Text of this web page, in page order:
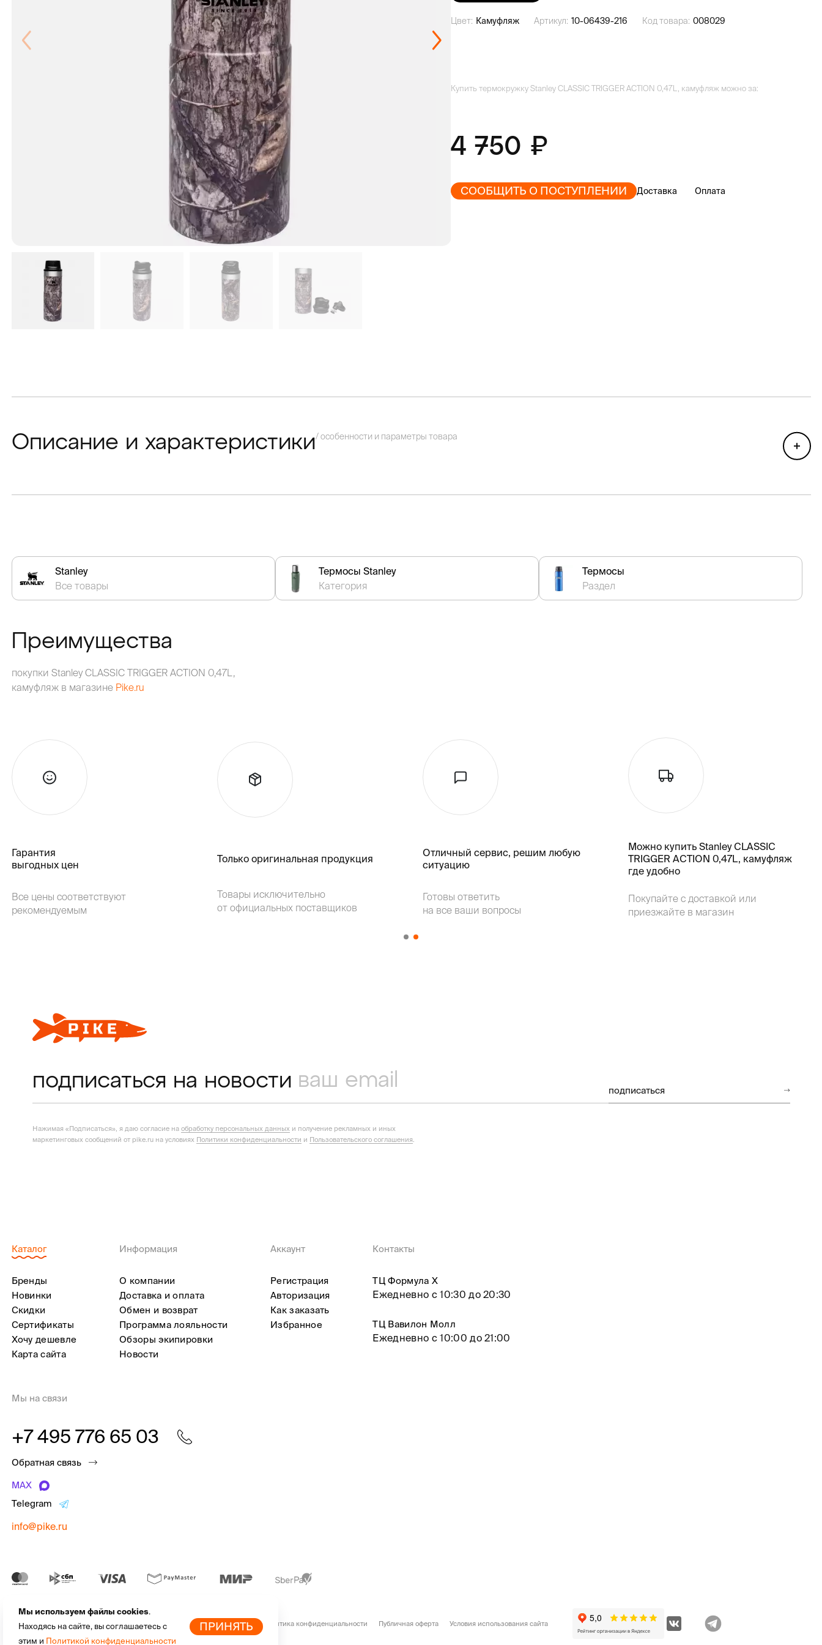
Цвет: Камуфляж Артикул: 10-06439-216 Код товара: 008029
Купить термокружку Stanley CLASSIC TRIGGER ACTION 0,47L, камуфляж можно за:
4 750
СООБЩИТЬ О ПОСТУПЛЕНИИ Доставка Оплата
Описание и характеристики/ особенности и параметры товара
Stanley
Все товары
Термосы Stanley
Категория
Термосы
Раздел
Преимущества
покупки Stanley CLASSIC TRIGGER ACTION 0,47L,
камуфляж в магазине Pike.ru
Гарантия
выгодных цен
Все цены соответствуют
рекомендуемым
Только оригинальная продукция
Товары исключительно
от официальных поставщиков
Отличный сервис, решим любую
ситуацию
Готовы ответить
на все ваши вопросы
Можно купить Stanley CLASSIC
TRIGGER ACTION 0,47L, камуфляж
где удобно
Покупайте с доставкой или
приезжайте в магазин
подписаться на новости подписаться
Нажимая «Подписаться», я даю согласие на обработку персональных данных и получение рекламных и иных
маркетинговых сообщений от pike.ru на условиях Политики конфиденциальности и Пользовательского соглашения
Каталог
Бренды
Новинки
Скидки
Сертификаты
Хочу дешевле
Карта сайта
Информация
О компании
Доставка и оплата
Обмен и возврат
Программа лояльности
Обзоры экипировки
Новости
Аккаунт
Регистрация
Авторизация
Как заказать
Избранное
Контакты
ТЦ Формула X
Ежедневно с 10:30 до 20:30
ТЦ Вавилон Молл
Ежедневно с 10:00 до 21:00
Мы на связи
+7 495 776 65 03
Обратная связь
MAX
Telegram
info@pike.ru
pike.ru © 2010 - 2026 | Высококачественная
активного отдыхаот мировых брендов
Политика конфиденциальности Публичная оферта Условия использования сайта
Мы используем файлы cookies.
Находясь на сайте, вы соглашаетесь с
этим и Политикой конфиденциальности
ПРИНЯТЬ